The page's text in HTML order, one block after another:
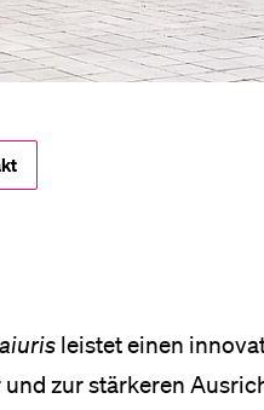
leistet einen
zur stärkeren